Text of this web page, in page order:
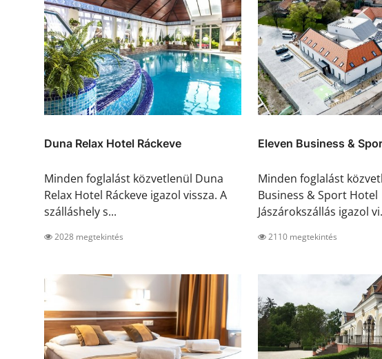
Duna Relax Hotel Ráckeve
Minden foglalást közvetlenül Duna
Relax Hotel Ráckeve igazol vissza. A
szálláshely s...
2028 megtekintés
Eleven Business &
Minden foglalást
Business & Sport Hotel
Jászárokszállás igazol
2110 megtekintés